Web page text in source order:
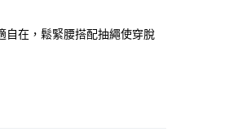
21家銀行
自在，鬆緊腰搭配抽繩使穿脫